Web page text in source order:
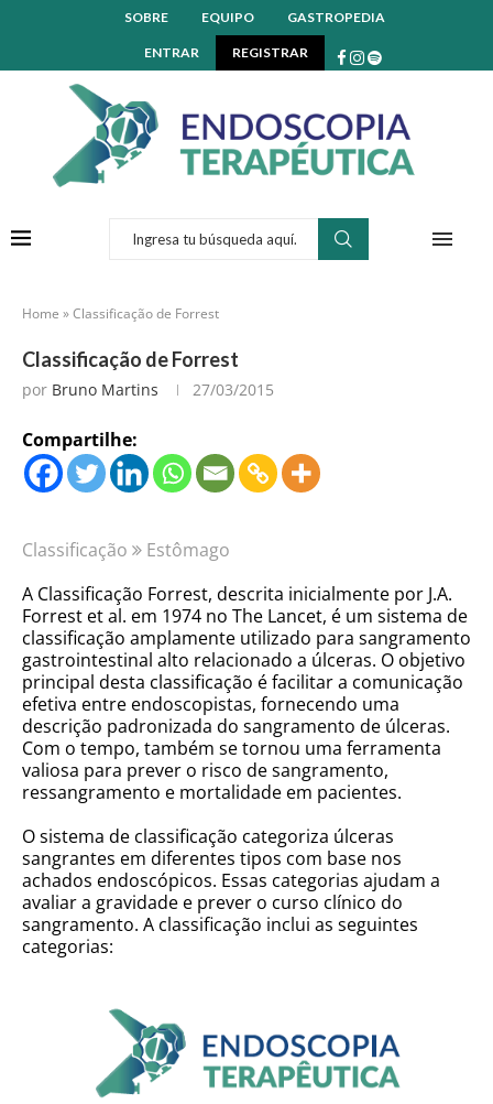
SOBRE EQUIPO GASTROPEDIA
ENTRAR REGISTRAR
Home »Classificação de Forrest
Classificação de Forrest
por Bruno Martins 27/03/2015
Compartilhe:
Classificação
Estômago
A Classificação Forrest, descrita inicialmente por J.A.
Forrest et al. em 1974 no The Lancet, é um sistema de
classificação amplamente utilizado para sangramento
gastrointestinal alto relacionado a úlceras. O objetivo
principal desta classificação é facilitar a comunicação
efetiva entre endoscopistas, fornecendo uma
descrição padronizada do sangramento de úlceras.
Com o tempo, também se tornou uma ferramenta
valiosa para prever o risco de sangramento,
ressangramento e mortalidade em pacientes.
O sistema de classificação categoriza úlceras
sangrantes em diferentes tipos com base nos
achados endoscópicos. Essas categorias ajudam a
avaliar a gravidade e prever o curso clínico do
sangramento. A classificação inclui as seguintes
categorias: